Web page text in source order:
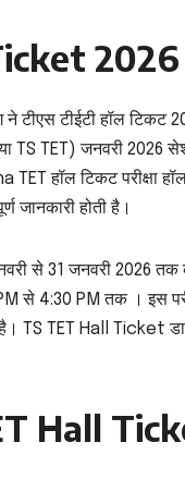
2026
ने टीएस टीईटी हॉल
TS TET) जनवरी 2026
हॉल टिकट परीक्षा
जानकारी होती है।
से 31 जनवरी 2026 तक
से 4:30 PM तक । इस
TS TET Hall Ticket
Hall